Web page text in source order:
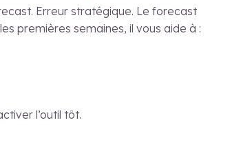
Erreur stratégique. Le forecast
premières semaines, il vous aide à :
l’outil tôt.